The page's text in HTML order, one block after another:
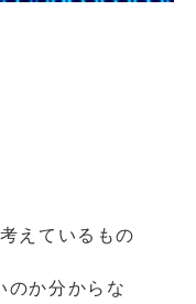
えているもの
のか分からな